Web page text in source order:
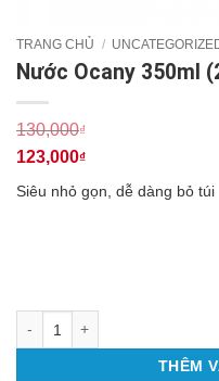
TRANG CHỦ /
Nước Ocany 350ml
130,000₫
Giá
là:
123,000₫
hiện
Siêu nhỏ gọn, dễ dàng bỏ túi
THÊM